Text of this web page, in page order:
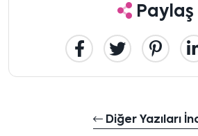
Paylaş
Diğer Yazıları